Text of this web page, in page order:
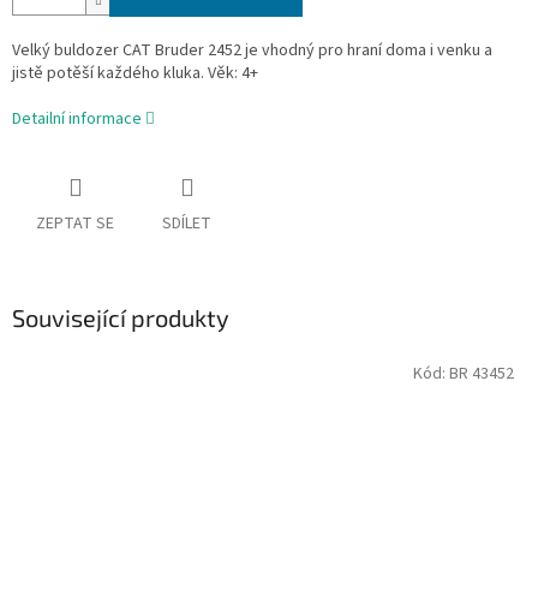
Velký buldozer CAT Bruder 2452 je vhodný pro hraní doma i venku a
jistě potěší každého kluka. Věk: 4+
Detailní informace
ZEPTAT SE SDÍLET
Související produkty
Kód: BR 43452